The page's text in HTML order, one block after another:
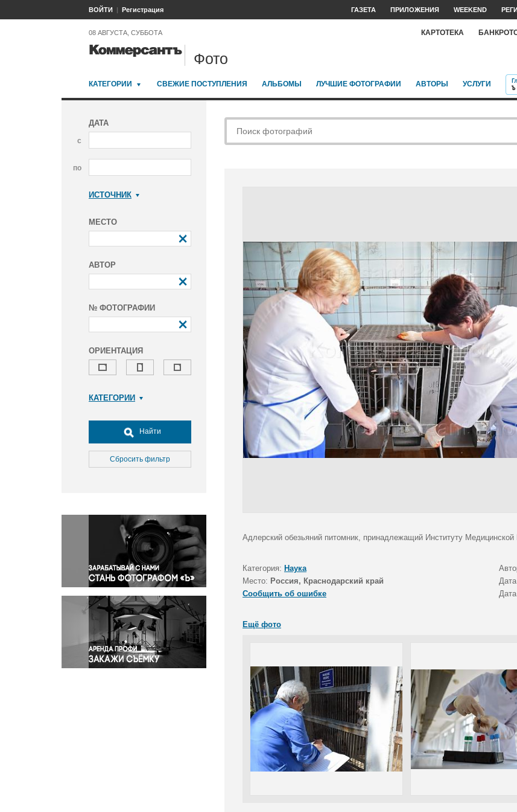
ВОЙТИ Регистрация ГАЗЕТА ПРИЛОЖЕНИЯ WEEKEND
08 АВГУСТА, СУББОТА КАРТОТЕКА
Фото
КАТЕГОРИИ СВЕЖИЕ ПОСТУПЛЕНИЯ АЛЬБОМЫ ЛУЧШИЕ ФОТОГРАФИИ АВТОРЫ УСЛУГИ
ДАТА
с
по
ИСТОЧНИК
МЕСТО
АВТОР
№ ФОТОГРАФИИ
ОРИЕНТАЦИЯ
КАТЕГОРИИ
Досуг, туризм и отдых
Культура
Медицина
Окружающая среда
Политика
Правосудие
Происшествия и конфликты
Религия
Светская жизнь
Спорт
Экология
Экономика и бизнес
Найти
Сбросить фильтр
Адлерский обезьяний питомник, принадлежащий Институту
Категория: Наука
Место: Россия, Краснодарский край
Сообщить об ошибке
Ещё фото